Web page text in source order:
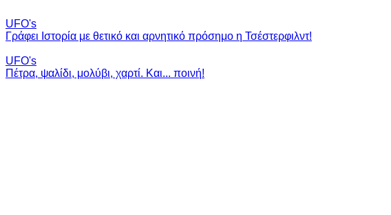
UFO's
Γράφει Ιστορία με θετικό και αρνητικό πρόσημο η Τσέστερφιλντ!
UFO's
Πέτρα, ψαλίδι, μολύβι, χαρτί. Και... ποινή!